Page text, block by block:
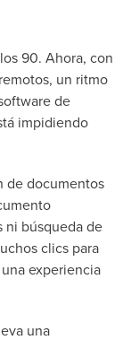
90. Ahora, con
un ritmo
de
impidiendo
de documentos
ni búsqueda de
clics para
experiencia
una